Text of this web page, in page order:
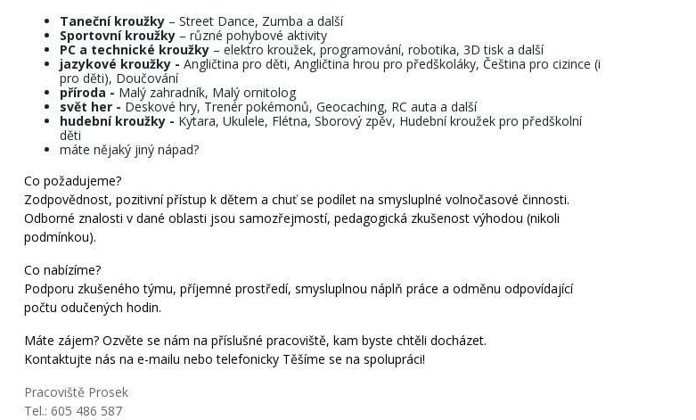
Taneční kroužky– Street Dance, Zumba a další
Sportovní kroužky– různé pohybové aktivity
PC a technické kroužky– elektro kroužek, programování, robotika, 3D tisk a další
jazykové kroužky - Angličtina pro děti, Angličtina hrou pro předškoláky, Čeština pro cizince (i
pro děti), Doučování
příroda - Malý zahradník, Malý ornitolog
svět her - Deskové hry, Trenér pokémonů, Geocaching, RC auta a další
hudební kroužky - Kytara, Ukulele, Flétna, Sborový zpěv, Hudební kroužek pro předškolní
děti
máte nějaký jiný nápad?
Co požadujeme?
Zodpovědnost, pozitivní přístup k dětem a chuť se podílet na smysluplné volnočasové činnosti.
Odborné znalosti v dané oblasti jsou samozřejmostí, pedagogická zkušenost výhodou (nikoli
podmínkou).
Co nabízíme?
Podporu zkušeného týmu, příjemné prostředí, smysluplnou náplň práce a odměnu odpovídající
počtu odučených hodin.
Máte zájem? Ozvěte se nám na příslušné pracoviště, kam byste chtěli docházet.
Kontaktujte nás na e-mailu nebo telefonicky Těšíme se na spolupráci!
Pracoviště Prosek
Tel.: 605 486 587